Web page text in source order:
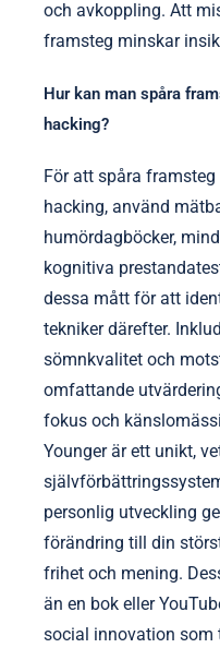
och avkoppling. Att
framsteg minskar
Hur kan man spåra
hacking?
För att spåra
hacking, använd
humördagböcker,
kognitiva
dessa mått för att
tekniker därefter.
sömnkvalitet och
omfattande
fokus och
Younger är ett unikt,
personlig utveckling
förändring till din
frihet och mening.
än en bok eller
social innovation